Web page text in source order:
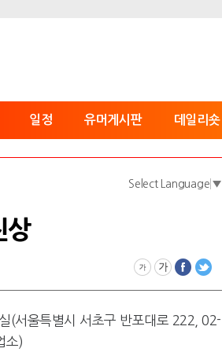
일정 유머게시판 데일리숏
Select Language ▼
상
(서울특별시 서초구 반포대로 222, 02-
소)